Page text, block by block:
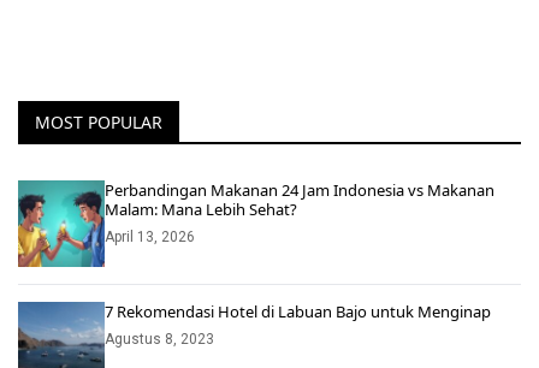
MOST POPULAR
Perbandingan Makanan 24 Jam Indonesia vs Makanan
Malam: Mana Lebih Sehat?
April 13, 2026
7 Rekomendasi Hotel di Labuan Bajo untuk Menginap
Agustus 8, 2023